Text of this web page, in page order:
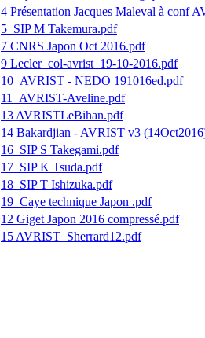
4 Présentation Jacques Maleval à conf
5_SIP M Takemura.pdf
7 CNRS Japon Oct 2016.pdf
9 Lecler_col-avrist_19-10-2016.pdf
10_AVRIST - NEDO 191016ed.pdf
11_AVRIST-Aveline.pdf
13 AVRISTLeBihan.pdf
14 Bakardjian - AVRIST v3
16_SIP S Takegami.pdf
17_SIP K Tsuda.pdf
18_SIP T Ishizuka.pdf
19_Caye technique Japon .pdf
12 Giget Japon 2016 compressé.pdf
15 AVRIST_Sherrard12.pdf